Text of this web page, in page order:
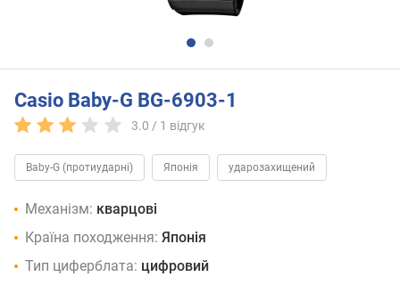
Casio Baby-G BG-6903-1
3.0 / 1 відгук
Baby-G (протиударні) Японія ударозахищений
Механізм: кварцові
Країна походження: Японія
Тип циферблата: цифровий